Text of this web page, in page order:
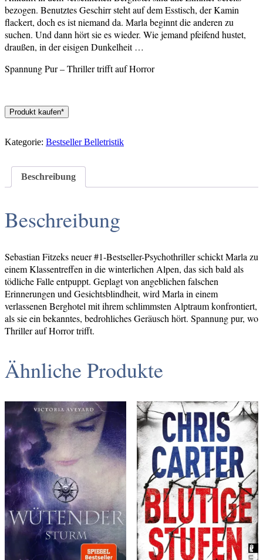
bezogen. Benutztes Geschirr steht auf dem Esstisch, der Kamin
flackert, doch es ist niemand da. Marla beginnt die anderen zu
suchen. Und dann hört sie es wieder. Wie jemand pfeifend hustet,
draußen, in der eisigen Dunkelheit …
Spannung Pur – Thriller trifft auf Horror
Produkt kaufen*
Kategorie: Bestseller Belletristik
Beschreibung
Beschreibung
Sebastian Fitzeks neuer #1-Bestseller-Psychothriller schickt Marla zu
einem Klassentreffen in die winterlichen Alpen, das sich bald als
tödliche Falle entpuppt. Geplagt von angeblichen falschen
Erinnerungen und Gesichtsblindheit, wird Marla in einem
verlassenen Berghotel mit ihrem schlimmsten Alptraum konfrontiert,
als sie ein bekanntes, bedrohliches Geräusch hört. Spannung pur, wo
Thriller auf Horror trifft.
Ähnliche Produkte